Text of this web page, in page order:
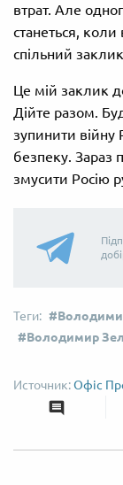
втрат. Але
станеться,
спільний
Це мій заклик
Дійте разом.
зупинити війну
безпеку. Зараз
змусити Росію
Володимир
Офіс